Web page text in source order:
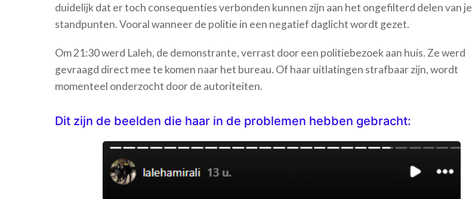
duidelijk dat er toch consequenties verbonden kunnen zijn aan het ongefilterd delen van je
standpunten. Vooral wanneer de politie in een negatief daglicht wordt gezet.
Om 21:30 werd Laleh, de demonstrante, verrast door een politiebezoek aan huis. Ze werd
gevraagd direct mee te komen naar het bureau. Of haar uitlatingen strafbaar zijn, wordt
momenteel onderzocht door de autoriteiten.
Dit zijn de beelden die haar in de problemen hebben gebracht: